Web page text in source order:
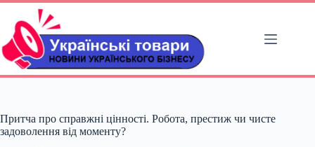
Перейти
вмісту
Притча про справжні цінності. Робота, престиж чи чисте
задоволення від моменту?